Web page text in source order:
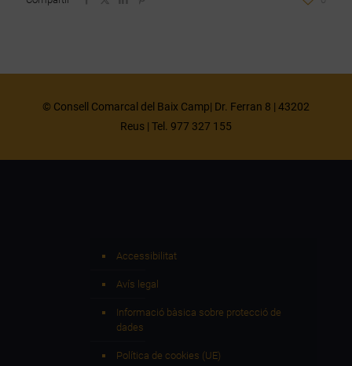
© Consell Comarcal del Baix Camp| Dr. Ferran 8 | 43202
Reus | Tel. 977 327 155
Accessibilitat
Avís legal
Informació bàsica sobre protecció de
dades
Política de cookies (UE)